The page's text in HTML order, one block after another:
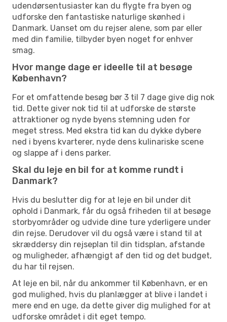
udendørsentusiaster kan du flygte fra byen og
udforske den fantastiske naturlige skønhed i
Danmark. Uanset om du rejser alene, som par eller
med din familie, tilbyder byen noget for enhver
smag.
Hvor mange dage er ideelle til at besøge
København?
For et omfattende besøg bør 3 til 7 dage give dig nok
tid. Dette giver nok tid til at udforske de største
attraktioner og nyde byens stemning uden for
meget stress. Med ekstra tid kan du dykke dybere
ned i byens kvarterer, nyde dens kulinariske scene
og slappe af i dens parker.
Skal du leje en bil for at komme rundt i
Danmark?
Hvis du beslutter dig for at leje en bil under dit
ophold i Danmark, får du også friheden til at besøge
storbyområder og udvide dine ture yderligere under
din rejse. Derudover vil du også være i stand til at
skræddersy din rejseplan til din tidsplan, afstande
og muligheder, afhængigt af den tid og det budget,
du har til rejsen.
At leje en bil, når du ankommer til København, er en
god mulighed, hvis du planlægger at blive i landet i
mere end en uge, da dette giver dig mulighed for at
udforske området i dit eget tempo.